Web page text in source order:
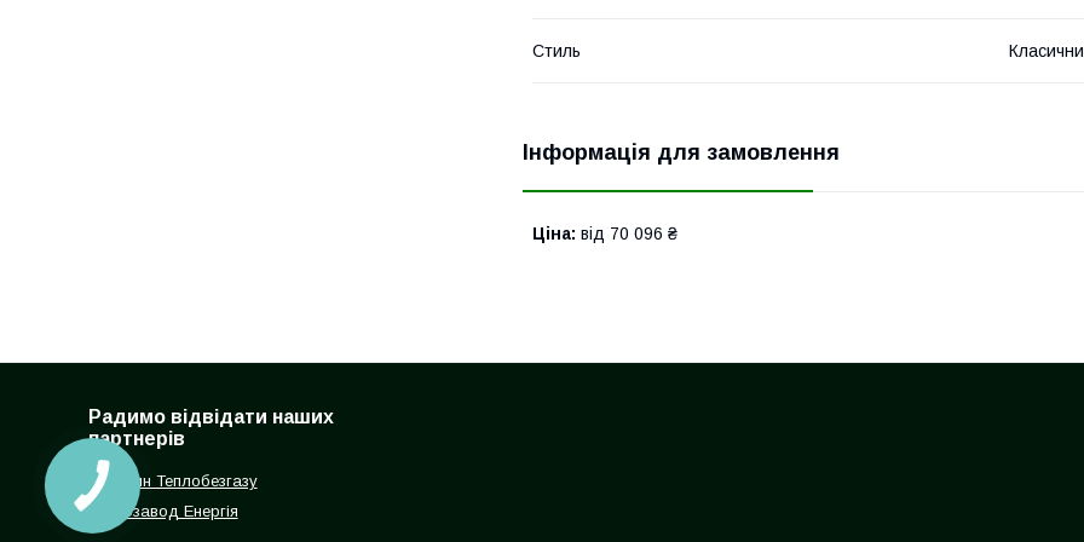
Стиль
Інформація для замовлення
Ціна: від 70 096 ₴
Радимо відвідати наших
партнерів
Магазин Теплобезгазу
Котлозавод Енергія